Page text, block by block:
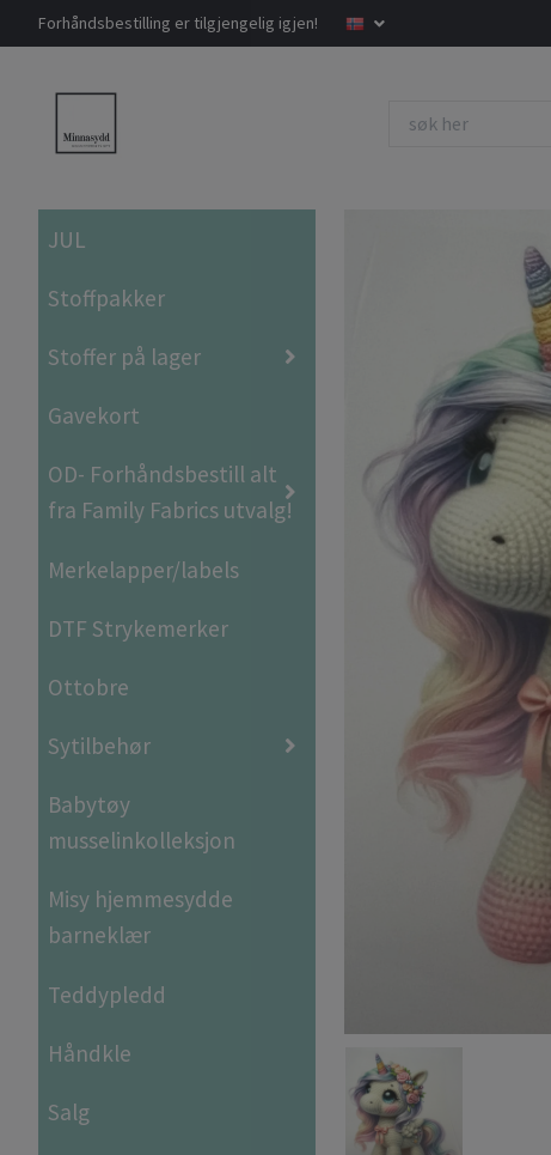
Forhåndsbestilling er tilgjengelig igjen!
JUL
Stoffpakker
Stoffer på lager
Gavekort
OD- Forhåndsbestill alt
fra Family Fabrics utvalg!
Merkelapper/labels
DTF Strykemerker
Ottobre
Sytilbehør
Babytøy
musselinkolleksjon
Misy hjemmesydde
barneklær
Teddypledd
Håndkle
Salg